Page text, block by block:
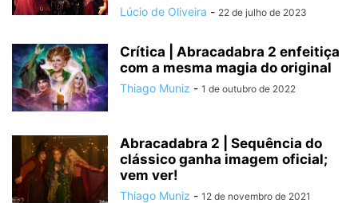
Lúcio de Oliveira - 22 de julho de 2023
Crítica | Abracadabra 2 enfeitiça
com a mesma magia do original
Thiago Muniz - 1 de outubro de 2022
Abracadabra 2 | Sequência do
clássico ganha imagem oficial;
vem ver!
Thiago Muniz - 12 de novembro de 2021